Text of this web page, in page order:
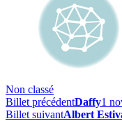
Non classé
Billet précédentDaffy1
Billet suivantAlbert